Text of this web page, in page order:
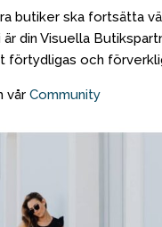
butiker ska fortsätta
är din Visuella
förtydligas och
vår Community